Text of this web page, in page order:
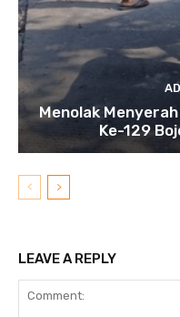
Menolak
Ke-129
LEAVE A REPLY